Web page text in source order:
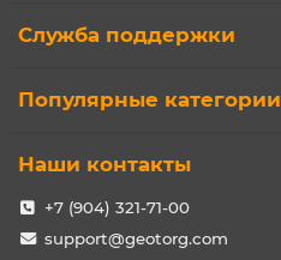
Служба поддержки
Популярные категории
Наши контакты
+7 (904) 321-71-00
support@geotorg.com